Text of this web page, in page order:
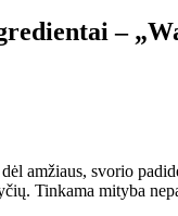
–
dėl amžiaus, svorio
Tinkama mityba